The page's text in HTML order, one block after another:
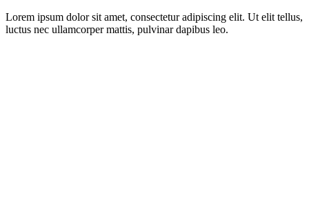
Lorem ipsum dolor sit amet, consectetur adipiscing elit. Ut elit tellus,
luctus nec ullamcorper mattis, pulvinar dapibus leo.